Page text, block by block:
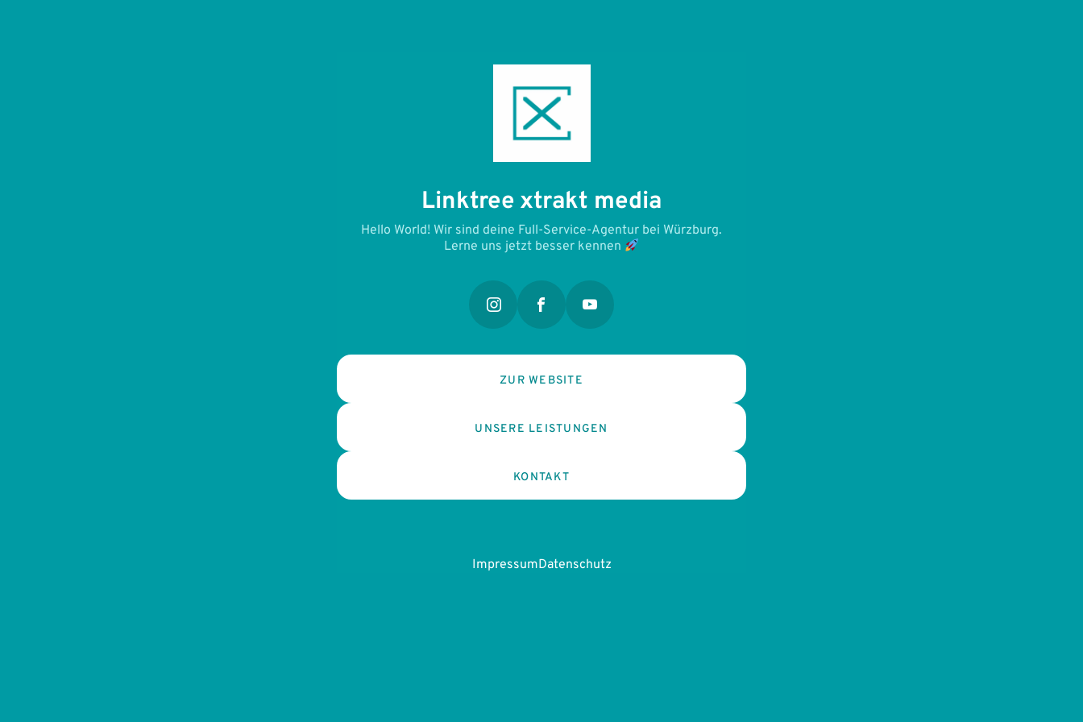
Linktree xtrakt media
Hello World! Wir sind deine Full-Service-Agentur bei Würzburg.
Lerne uns jetzt besser kennen
instagram facebook youtube
ZUR WEBSITE
UNSERE LEISTUNGEN
KONTAKT
ImpressumDatenschutz